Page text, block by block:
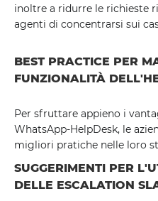
inoltre a ridurre le richieste
agenti di concentrarsi sui
BEST PRACTICE PER
FUNZIONALITÀ
Per sfruttare appieno i
WhatsApp-HelpDesk, le
migliori pratiche nelle loro
SUGGERIMENTI PER
DELLE ESCALATION